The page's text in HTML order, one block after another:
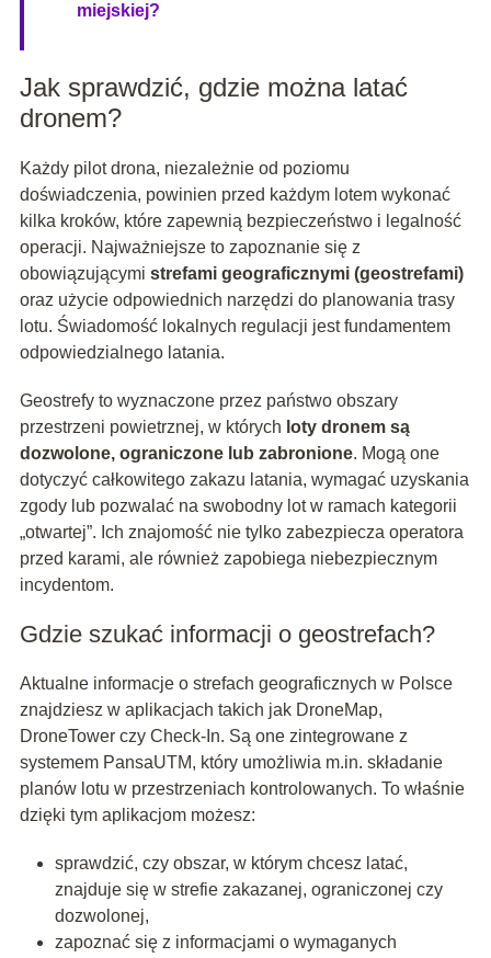
miejskiej?
Jak sprawdzić, gdzie można latać
dronem?
Każdy pilot drona, niezależnie od poziomu
doświadczenia, powinien przed każdym lotem wykonać
kilka kroków, które zapewnią bezpieczeństwo i legalność
operacji. Najważniejsze to zapoznanie się z
obowiązującymi strefami geograficznymi (geostrefami)
oraz użycie odpowiednich narzędzi do planowania trasy
lotu. Świadomość lokalnych regulacji jest fundamentem
odpowiedzialnego latania.
Geostrefy to wyznaczone przez państwo obszary
przestrzeni powietrznej, w których loty dronem są
dozwolone, ograniczone lub zabronione. Mogą one
dotyczyć całkowitego zakazu latania, wymagać uzyskania
zgody lub pozwalać na swobodny lot w ramach kategorii
„otwartej”. Ich znajomość nie tylko zabezpiecza operatora
przed karami, ale również zapobiega niebezpiecznym
incydentom.
Gdzie szukać informacji o geostrefach?
Aktualne informacje o strefach geograficznych w Polsce
znajdziesz w aplikacjach takich jak DroneMap,
DroneTower czy Check-In. Są one zintegrowane z
systemem PansaUTM, który umożliwia m.in. składanie
planów lotu w przestrzeniach kontrolowanych. To właśnie
dzięki tym aplikacjom możesz:
sprawdzić, czy obszar, w którym chcesz latać,
znajduje się w strefie zakazanej, ograniczonej czy
dozwolonej,
zapoznać się z informacjami o wymaganych